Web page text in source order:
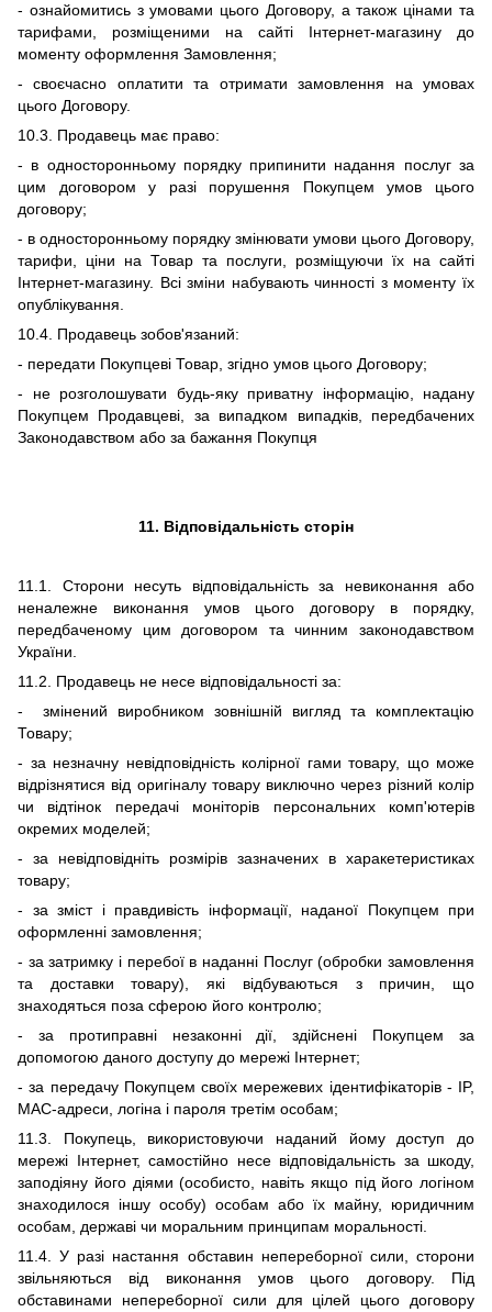
- ознайомитись з умовами цього Договору, а також цінами та
тарифами, розміщеними на сайті Інтернет-магазину до
моменту оформлення Замовлення;
- своєчасно оплатити та отримати замовлення на умовах
цього Договору.
10 .3. Продавець має право:
- в односторонньому порядку припинити надання послуг за
цим договором у разі порушення Покупцем умов цього
договору;
- в односторонньому порядку змінювати умови цього Договору,
тарифи, ціни на Товар та послуги, розміщуючи їх на сайті
Інтернет-магазину. Всі зміни набувають чинності з моменту їх
опублікування.
10.4. Продавець зобов'язаний:
- передати Покупцеві Товар, згідно умов цього Договору;
- не розголошувати будь-яку приватну інформацію, надану
Покупцем Продавцеві, за випадком випадків, передбачених
Законодавством або за бажання Покупця
11. Відповідальність сторін
11 .1. Сторони несуть відповідальність за невиконання або
неналежне виконання умов цього договору в порядку,
передбаченому цим договором та чинним законодавством
України.
11 .2. Продавець не несе відповідальності за:
- змінений виробником зовнішній вигляд та комплектацію
Товару;
- за незначну невідповідність колірної гами товару, що може
відрізнятися від оригіналу товару виключно через різний колір
чи відтінок передачі моніторів персональних комп'ютерів
окремих моделей;
- за невідповідніть розмірів зазначених в харакетеристиках
товару;
- за зміст і правдивість інформації, наданої Покупцем при
оформленні замовлення;
- за затримку і перебої в наданні Послуг (обробки замовлення
та доставки товару), які відбуваються з причин, що
знаходяться поза сферою його контролю;
- за протиправні незаконні дії, здійснені Покупцем за
допомогою даного доступу до мережі Інтернет;
- за передачу Покупцем своїх мережевих ідентифікаторів - IP,
MAC-адреси, логіна і пароля третім особам;
11 .3. Покупець, використовуючи наданий йому доступ до
мережі Інтернет, самостійно несе відповідальність за шкоду,
заподіяну його діями (особисто, навіть якщо під його логіном
знаходилося іншу особу) особам або їх майну, юридичним
особам, державі чи моральним принципам моральності.
11 .4. У разі настання обставин непереборної сили, сторони
звільняються від виконання умов цього договору. Під
обставинами непереборної сили для цілей цього договору